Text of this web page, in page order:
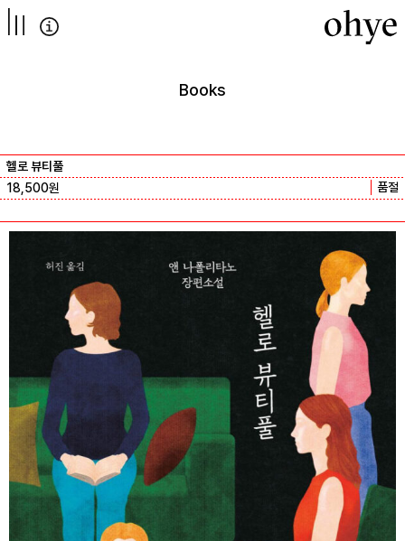
컨텐츠로
넘어가기
Books
헬로 뷰티풀
18,500원 품절